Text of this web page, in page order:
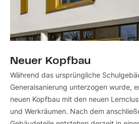
Neuer Kopfbau
Während das ursprüngliche
Generalsanierung unterzogen wurde,
neuen Kopfbau mit den neuen
und Werkräumen. Nach dem